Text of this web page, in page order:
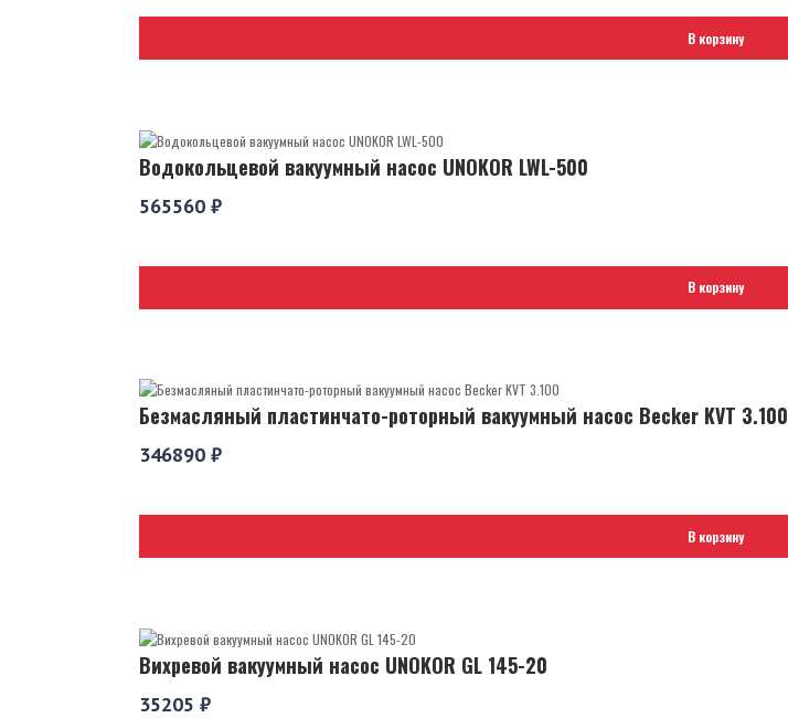
В корзину
Водокольцевой вакуумный насос UNOKOR LWL-500
565560 ₽
В корзину
Безмасляный пластинчато-роторный вакуумный насос Becker KVT 3.100
346890 ₽
В корзину
Вихревой вакуумный насос UNOKOR GL 145-20
35205 ₽